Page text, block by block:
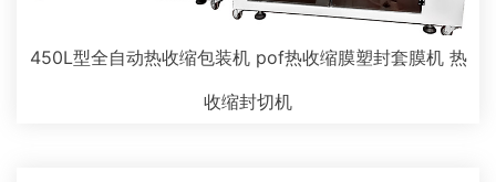
450L型全自动热收缩包装机 pof热收缩膜塑封套膜机 热
收缩封切机